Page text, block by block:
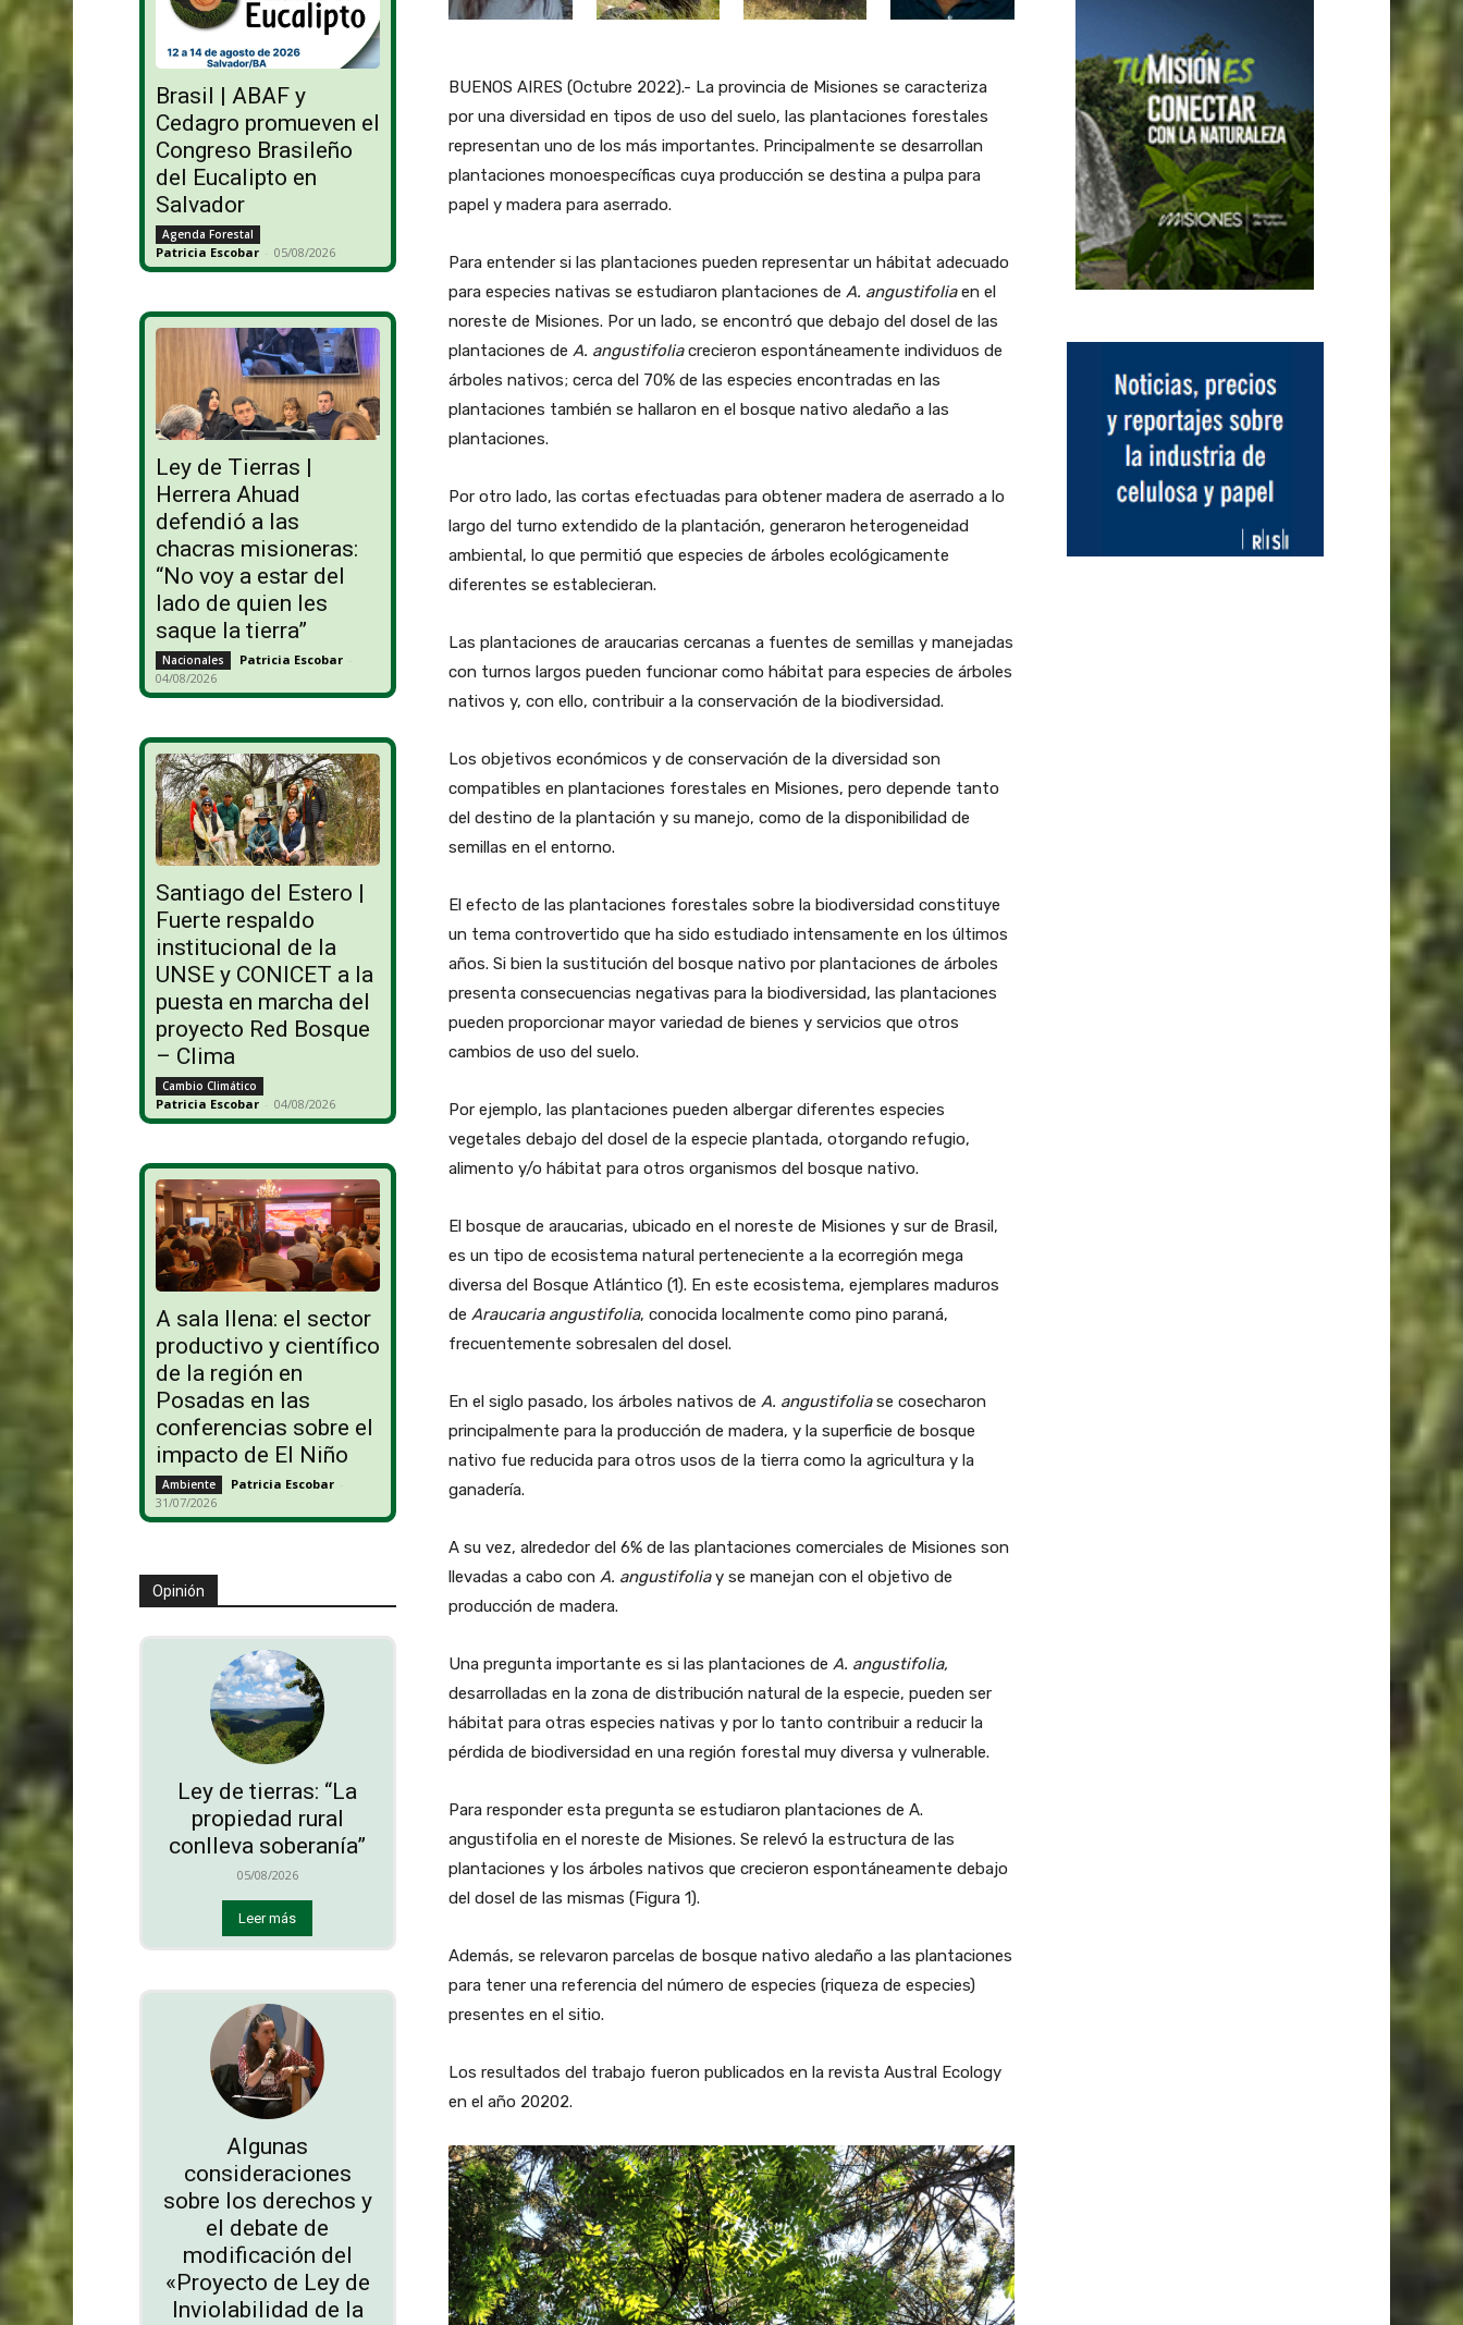
Brasil | ABAF y
Cedagro promueven el
Congreso Brasileño
del Eucalipto en
Salvador
Agenda Forestal
Patricia Escobar - 05/08/2026
Ley de Tierras |
Herrera Ahuad
defendió a las
chacras misioneras:
“No voy a estar del
lado de quien les
saque la tierra”
Nacionales Patricia Escobar -
04/08/2026
Santiago del Estero |
Fuerte respaldo
institucional de la
UNSE y CONICET a la
puesta en marcha del
proyecto Red Bosque
– Clima
Cambio Climático
Patricia Escobar - 04/08/2026
A sala llena: el sector
productivo y científico
de la región en
Posadas en las
conferencias sobre el
impacto de El Niño
Ambiente Patricia Escobar -
31/07/2026
Opinión
Ley de tierras: “La
propiedad rural
conlleva soberanía”
05/08/2026
Leer más
Algunas
consideraciones
sobre los derechos y
el debate de
modificación del
«Proyecto de Ley de
Inviolabilidad de la
BUENOS AIRES (Octubre 2022).- La provincia de Misiones se caracteriza
por una diversidad en tipos de uso del suelo, las plantaciones forestales
representan uno de los más importantes. Principalmente se desarrollan
plantaciones monoespecíficas cuya producción se destina a pulpa para
papel y madera para aserrado.
Para entender si las plantaciones pueden representar un hábitat adecuado
para especies nativas se estudiaron plantaciones de A. angustifoliaen el
noreste de Misiones. Por un lado, se encontró que debajo del dosel de las
plantaciones de A. angustifoliacrecieron espontáneamente individuos de
árboles nativos; cerca del 70% de las especies encontradas en las
plantaciones también se hallaron en el bosque nativo aledaño a las
plantaciones.
Por otro lado, las cortas efectuadas para obtener madera de aserrado a lo
largo del turno extendido de la plantación, generaron heterogeneidad
ambiental, lo que permitió que especies de árboles ecológicamente
diferentes se establecieran.
Las plantaciones de araucarias cercanas a fuentes de semillas y manejadas
con turnos largos pueden funcionar como hábitat para especies de árboles
nativos y, con ello, contribuir a la conservación de la biodiversidad.
Los objetivos económicos y de conservación de la diversidad son
compatibles en plantaciones forestales en Misiones, pero depende tanto
del destino de la plantación y su manejo, como de la disponibilidad de
semillas en el entorno.
El efecto de las plantaciones forestales sobre la biodiversidad constituye
un tema controvertido que ha sido estudiado intensamente en los últimos
años. Si bien la sustitución del bosque nativo por plantaciones de árboles
presenta consecuencias negativas para la biodiversidad, las plantaciones
pueden proporcionar mayor variedad de bienes y servicios que otros
cambios de uso del suelo.
Por ejemplo, las plantaciones pueden albergar diferentes especies
vegetales debajo del dosel de la especie plantada, otorgando refugio,
alimento y/o hábitat para otros organismos del bosque nativo.
El bosque de araucarias, ubicado en el noreste de Misiones y sur de Brasil,
es un tipo de ecosistema natural perteneciente a la ecorregión mega
diversa del Bosque Atlántico (1). En este ecosistema, ejemplares maduros
de Araucaria angustifolia, conocida localmente como pino paraná,
frecuentemente sobresalen del dosel.
En el siglo pasado, los árboles nativos de A. angustifoliase cosecharon
principalmente para la producción de madera, y la superficie de bosque
nativo fue reducida para otros usos de la tierra como la agricultura y la
ganadería.
A su vez, alrededor del 6% de las plantaciones comerciales de Misiones son
llevadas a cabo con A. angustifoliay se manejan con el objetivo de
producción de madera.
Una pregunta importante es si las plantaciones de A. angustifolia,
desarrolladas en la zona de distribución natural de la especie, pueden ser
hábitat para otras especies nativas y por lo tanto contribuir a reducir la
pérdida de biodiversidad en una región forestal muy diversa y vulnerable.
Para responder esta pregunta se estudiaron plantaciones de A.
angustifolia en el noreste de Misiones. Se relevó la estructura de las
plantaciones y los árboles nativos que crecieron espontáneamente debajo
del dosel de las mismas (Figura 1).
Además, se relevaron parcelas de bosque nativo aledaño a las plantaciones
para tener una referencia del número de especies (riqueza de especies)
presentes en el sitio.
Los resultados del trabajo fueron publicados en la revista Austral Ecology
en el año 20202.